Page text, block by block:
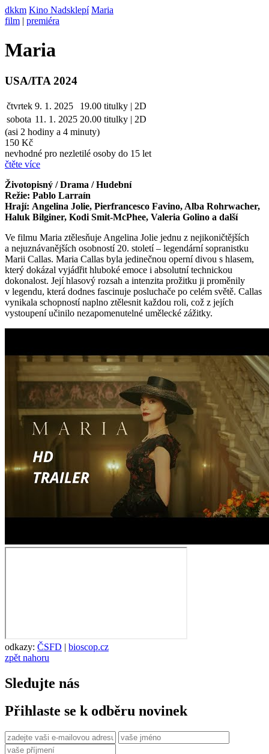
dkkm Kino Nadsklepí Maria
film | premiéra
Maria
USA/ITA 2024
čtvrtek 9. 1. 2025 19.00 titulky | 2D
sobota 11. 1. 2025 20.00 titulky | 2D
(asi 2 hodiny a 4 minuty)
150 Kč
nevhodné pro nezletilé osoby do 15 let
čtěte více
Životopisný / Drama / Hudební
Režie: Pablo Larraín
Hrají: Angelina Jolie, Pierfrancesco Favino, Alba Rohrwacher,
Haluk Bilginer, Kodi Smit-McPhee, Valeria Golino a další
Ve filmu Maria ztělesňuje Angelina Jolie jednu z nejikoničtějších
a nejuznávanějších osobností 20. století – legendární sopranistku
Marii Callas. Maria Callas byla jedinečnou operní divou s hlasem,
který dokázal vyjádřit hluboké emoce i absolutní technickou
dokonalost. Její hlasový rozsah a intenzita prožitku ji proměnily
v legendu, která dodnes fascinuje posluchače po celém světě. Callas
vynikala schopností naplno ztělesnit každou roli, což z jejích
vystoupení učinilo nezapomenutelné umělecké zážitky.
odkazy: ČSFD | bioscop.cz
zpět nahoru
Sledujte nás
Přihlaste se k odběru novinek